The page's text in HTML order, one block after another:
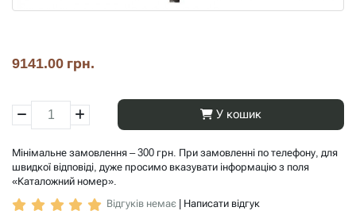
9141.00 грн.
У кошик
Мінімальне замовлення – 300 грн. При замовленні по телефону, для
швидкої відповіді, дуже просимо вказувати інформацію з поля
«Каталожний номер».
Відгуків немає
Написати відгук